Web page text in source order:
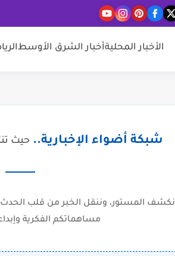
الأخبار المحليةأخبار الشرق الأوسط
شبكة أضواء الإخبارية.. حيث
نكشف المستور، وننقل الخبر من قلب الحدث
مساهماتكم الفكرية